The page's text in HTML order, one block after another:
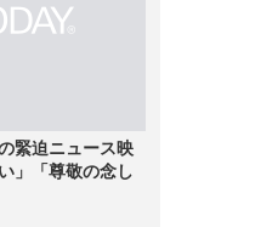
緊迫ニュース映
」「尊敬の念し